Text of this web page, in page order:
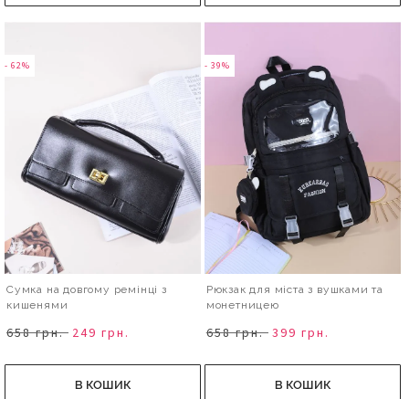
- 62%
Сумка на довгому ремінці з
кишенями
658 грн. 249 грн.
В КОШИК
- 39%
Рюкзак для міста з вушками та
монетницею
658 грн. 399 грн.
В КОШИК